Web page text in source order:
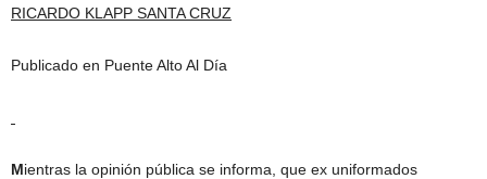
RICARDO KLAPP SANTA CRUZ
Publicado en Puente Alto Al Día
Mientras la opinión pública se informa, que ex uniformados